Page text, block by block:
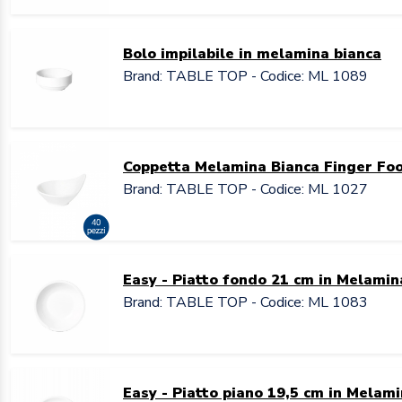
Bolo impilabile in melamina bianca
Brand: TABLE TOP - Codice: ML 1089
Coppetta Melamina Bianca Finger
Brand: TABLE TOP - Codice: ML 1027
Easy - Piatto fondo 21 cm in
Brand: TABLE TOP - Codice: ML 1083
Easy - Piatto piano 19,5 cm in